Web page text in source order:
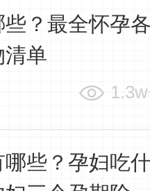
？最全怀孕
清单
些？孕妇吃